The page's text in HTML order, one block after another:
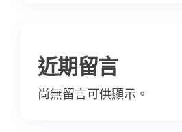
近期留言
尚無留言可供顯示。